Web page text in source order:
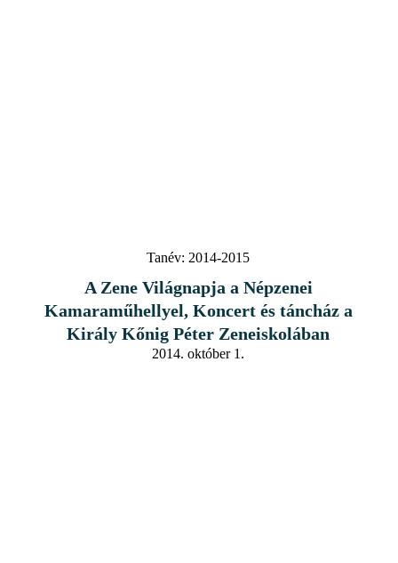
Tanév: 2014-2015
A Zene Világnapja a Népzenei
Kamaraműhellyel, Koncert és táncház a
Király Kőnig Péter Zeneiskolában
2014. október 1.